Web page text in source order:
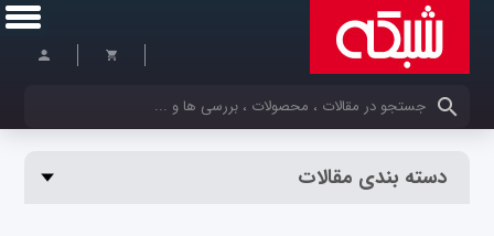
کلمات کلیدی خود را وارد کنید
دسته بندی مقالات